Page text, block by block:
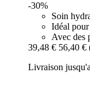
-30%
Soin
Idéal
Avec des
39,48 € 56,40 €
Livraison